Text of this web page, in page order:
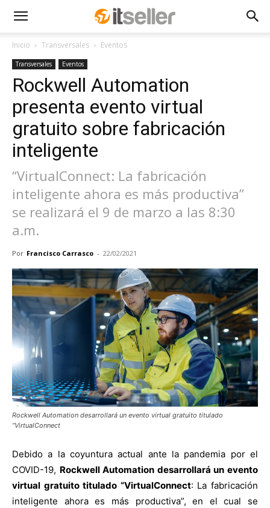
Inicio Transversales Eventos
Transversales Eventos
Rockwell Automation
presenta evento virtual
gratuito sobre fabricación
inteligente
“VirtualConnect: La fabricación
inteligente ahora es más productiva”
se realizará el 9 de marzo a las 8:30
a.m.
Por Francisco Carrasco - 22/02/2021
Rockwell Automation desarrollará un evento virtual gratuito titulado
“VirtualConnect
Debido a la coyuntura actual ante la pandemia por el
COVID-19, Rockwell Automation desarrollará un evento
virtual gratuito titulado “VirtualConnect: La fabricación
inteligente ahora es más productiva”, en el cual se